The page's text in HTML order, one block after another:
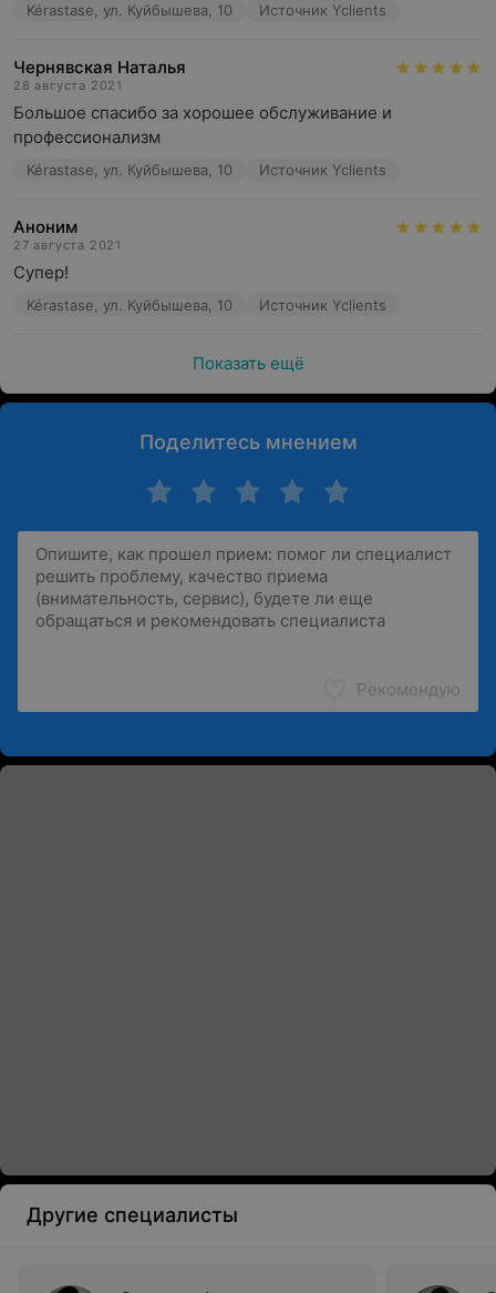
Kérastase, ул. Куйбышева, 10 Источник Yclients
Чернявская Наталья
28 августа 2021
Большое спасибо за хорошее обслуживание и
профессионализм
Kérastase, ул. Куйбышева, 10 Источник Yclients
Аноним
27 августа 2021
Супер!
Kérastase, ул. Куйбышева, 10 Источник Yclients
Показать ещё
Поделитесь мнением
Рекомендую
Другие специалисты